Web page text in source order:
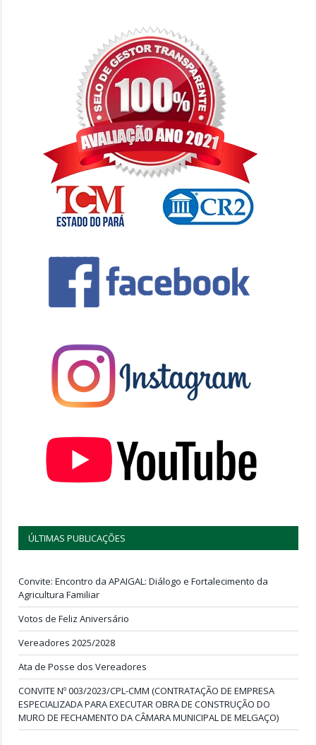
ÚLTIMAS PUBLICAÇÕES
Convite: Encontro da APAIGAL: Diálogo e Fortalecimento da
Agricultura Familiar
Votos de Feliz Aniversário
Vereadores 2025/2028
Ata de Posse dos Vereadores
CONVITE Nº 003/2023/CPL-CMM (CONTRATAÇÃO DE EMPRESA
ESPECIALIZADA PARA EXECUTAR OBRA DE CONSTRUÇÃO DO
MURO DE FECHAMENTO DA CÂMARA MUNICIPAL DE MELGAÇO)